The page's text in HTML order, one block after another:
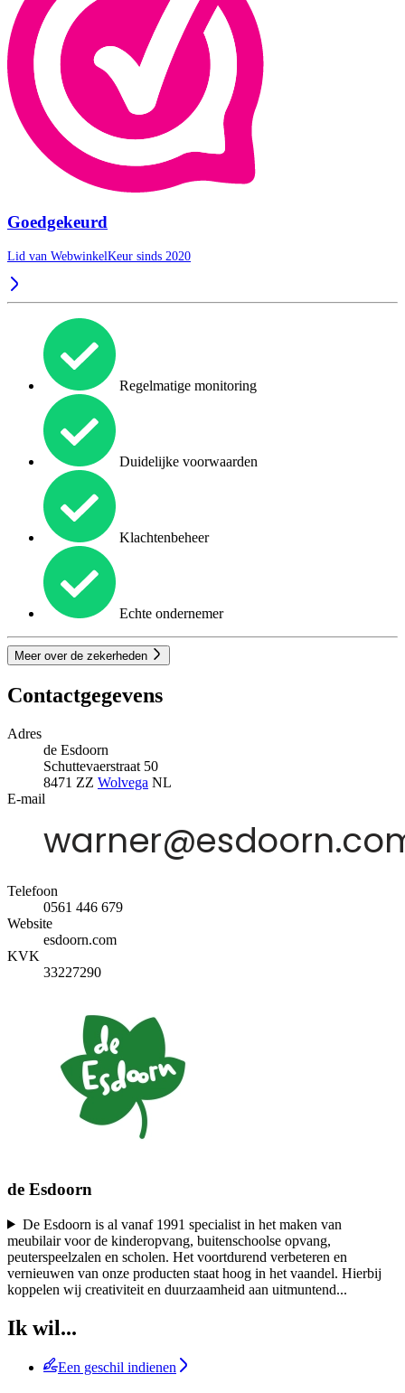
Goedgekeurd
Lid van WebwinkelKeur sinds 2020
Regelmatige monitoring
Duidelijke voorwaarden
Klachtenbeheer
Echte ondernemer
Meer over de zekerheden
Contactgegevens
Adres
de Esdoorn
Schuttevaerstraat 50
8471 ZZ Wolvega NL
E-mail
Telefoon
0561 446 679
Website
esdoorn.com
KVK
33227290
de Esdoorn
De Esdoorn is al vanaf 1991 specialist in het maken van
meubilair voor de kinderopvang, buitenschoolse opvang,
peuterspeelzalen en scholen. Het voortdurend verbeteren en
vernieuwen van onze producten staat hoog in het vaandel. Hierbij
koppelen wij creativiteit en duurzaamheid aan uitmuntend...
Ik wil...
Een geschil indienen